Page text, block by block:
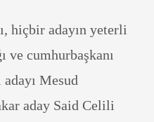
hiçbir adayın yeterli
ve cumhurbaşkanı
Mesud
aday Said Celili